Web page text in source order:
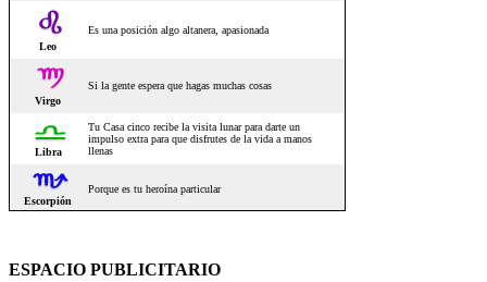
ESPACIO PUBLICITARIO